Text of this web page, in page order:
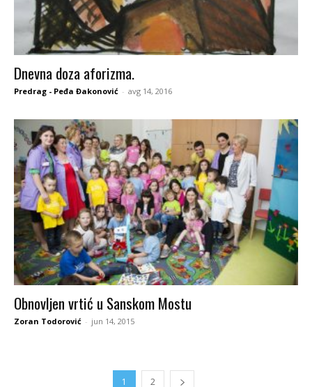
Dnevna doza aforizma.
Predrag - Peđa Đakonović - avg 14, 2016
Obnovljen vrtić u Sanskom Mostu
Zoran Todorović - jun 14, 2015
1 2